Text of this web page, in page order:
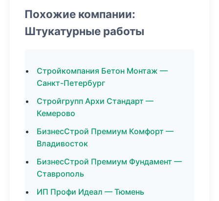
Похожие компании:
Штукатурные работы
Стройкомпания Бетон Монтаж —
Санкт-Петербург
Стройгрупп Архи Стандарт —
Кемерово
БизнесСтрой Премиум Комфорт —
Владивосток
БизнесСтрой Премиум Фундамент —
Ставрополь
ИП Профи Идеал — Тюмень